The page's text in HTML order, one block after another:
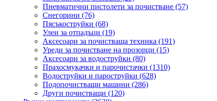
Пневматични пистолети за почистване (57)
Снегорини (76)
Пясъкоструйки (68)
Улеи за отпадъци (19)
Аксесоари за почистваща техника (191)
Уреди за почистване на прозорци (15)
Аксесоари за водоструйки (80)
Прахосмукачки и парочистачки (1310)
Водоструйки и пароструйки (628)
Подопочистващи машини (286)
Други почистващи (120)